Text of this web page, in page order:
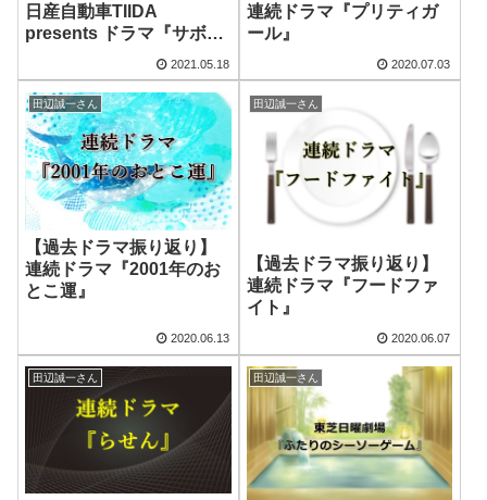
日産自動車TIIDA
presents ドラマ『サボテ
2021.05.18
連続ドラマ『プリティガ
ール』
2020.07.03
田辺誠一さん
【過去ドラマ振り返り】
連続ドラマ『2001年のお
とこ運』
2020.06.13
田辺誠一さん
【過去ドラマ振り返り】
連続ドラマ『フードファ
イト』
2020.06.07
田辺誠一さん 田辺誠一さん